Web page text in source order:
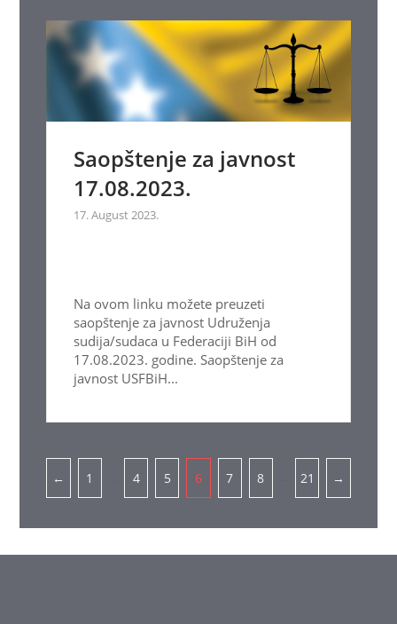
Saopštenje za javnost
17.08.2023.
17. August 2023.
Na ovom linku možete preuzeti
saopštenje za javnost Udruženja
sudija/sudaca u Federaciji BiH od
17.08.2023. godine. Saopštenje za
javnost USFBiH...
Pagination
← 1 4 5 6 7 8 21 →